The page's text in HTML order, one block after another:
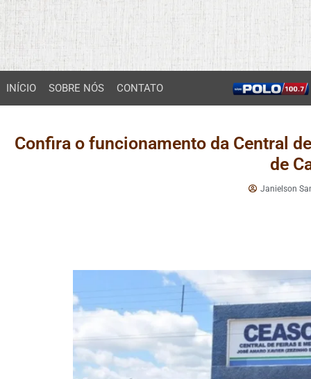
INÍCIO SOBRE NÓS CONTATO
Confira o funcionamento da Central
de
Janielson